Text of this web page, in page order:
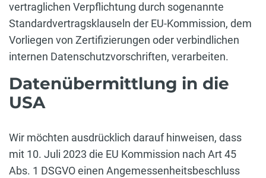
vertraglichen Verpflichtung durch sogenannte
Standardvertragsklauseln der EU-Kommission, dem
Vorliegen von Zertifizierungen oder verbindlichen
internen Datenschutzvorschriften, verarbeiten.
Datenübermittlung in die
USA
Wir möchten ausdrücklich darauf hinweisen, dass
mit 10. Juli 2023 die EU Kommission nach Art 45
Abs. 1 DSGVO einen Angemessenheitsbeschluss